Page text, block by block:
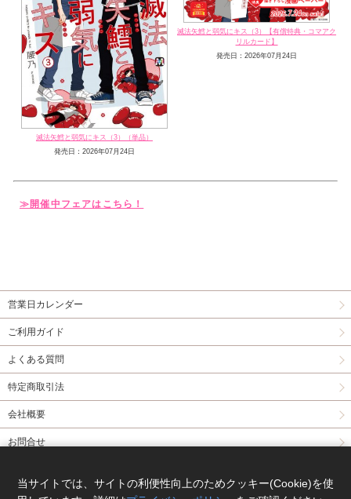
滅法矢鱈と弱気にキス（3）（単品）
発売日：2026年07月24日
滅法矢鱈と弱気にキス（3）【有償特典・コマアク
リルカード】
発売日：2026年07月24日
≫開催中フェアはこちら！
営業日カレンダー
ご利用ガイド
よくある質問
特定商取引法
会社概要
お問合せ
当サイトでは、サイトの利便性向上のためクッキー(Cookie)を使